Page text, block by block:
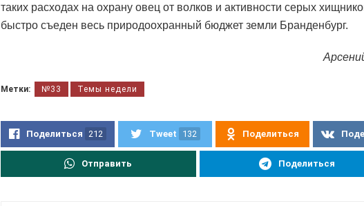
таких расходах на охрану овец от волков и активности серых
быстро съедeн весь природоохранный бюджет земли Бранденбург.
Метки: №33 Темы недели
Поделиться 212 Tweet 132 Поделиться
Отправить Поделиться